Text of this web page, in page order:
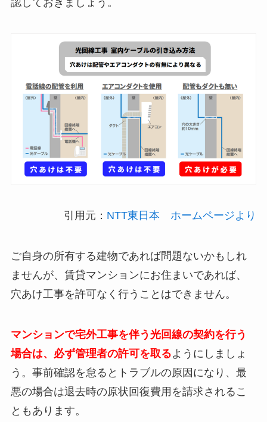
認しておきましょう。
引用元： NTT東日本 ホームページより
ご自身の所有する建物であれば問題ないかもしれ
ませんが、賃貸マンションにお住まいであれば、
穴あけ工事を許可なく行うことはできません。
マンションで宅外工事を伴う光回線の契約を行う
場合は、必ず管理者の許可を取るようにしましょ
う。事前確認を怠るとトラブルの原因になり、最
悪の場合は退去時の原状回復費用を請求されるこ
ともあります。